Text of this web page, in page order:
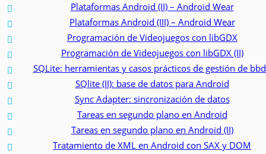
Plataformas Android (II) – Android Wear
Plataformas Android (III) – Android Wear
Programación de Videojuegos con libGDX
Programación de Videojuegos con libGDX (II)
SQLite: herramientas y casos prácticos de gestión de
SQlite (II): base de datos para Android
Sync Adapter: sincronización de datos
Tareas en segundo plano en Android
Tareas en segundo plano en Android (II)
Tratamiento de XML en Android con SAX y DOM